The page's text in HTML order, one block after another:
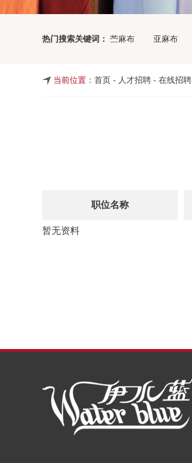
热门搜索关键词： 苎麻布 亚麻布
当前位置： 首页 - 人才招聘 - 在线招聘
职位名称
暂无资料